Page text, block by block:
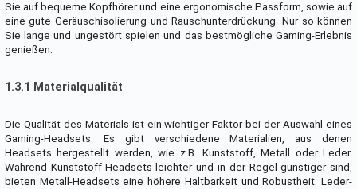
Sie auf bequeme Kopfhörer und eine ergonomische Passform, sowie auf
eine gute Geräuschisolierung und Rauschunterdrückung. Nur so können
Sie lange und ungestört spielen und das bestmögliche Gaming-Erlebnis
genießen.
1.3.1 Materialqualität
Die Qualität des Materials ist ein wichtiger Faktor bei der Auswahl eines
Gaming-Headsets. Es gibt verschiedene Materialien, aus denen
Headsets hergestellt werden, wie z.B. Kunststoff, Metall oder Leder.
Während Kunststoff-Headsets leichter und in der Regel günstiger sind,
bieten Metall-Headsets eine höhere Haltbarkeit und Robustheit. Leder-